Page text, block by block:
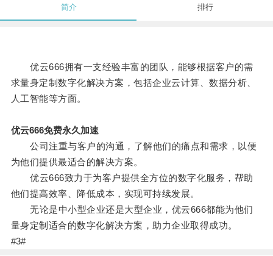
简介 排行
优云666拥有一支经验丰富的团队，能够根据客户的需
求量身定制数字化解决方案，包括企业云计算、数据分析、
人工智能等方面。
优云666免费永久加速
公司注重与客户的沟通，了解他们的痛点和需求，以便
为他们提供最适合的解决方案。
优云666致力于为客户提供全方位的数字化服务，帮助
他们提高效率、降低成本，实现可持续发展。
无论是中小型企业还是大型企业，优云666都能为他们
量身定制适合的数字化解决方案，助力企业取得成功。
#3#